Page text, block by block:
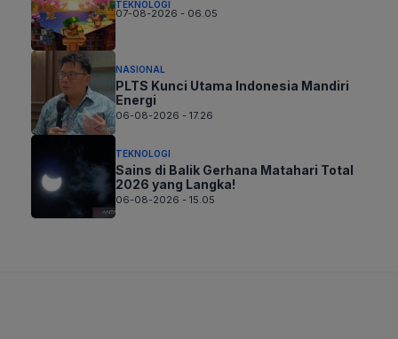
TEKNOLOGI
07-08-2026 - 06.05
NASIONAL
PLTS Kunci Utama Indonesia Mandiri
Energi
06-08-2026 - 17.26
TEKNOLOGI
Sains di Balik Gerhana Matahari Total
2026 yang Langka!
06-08-2026 - 15.05